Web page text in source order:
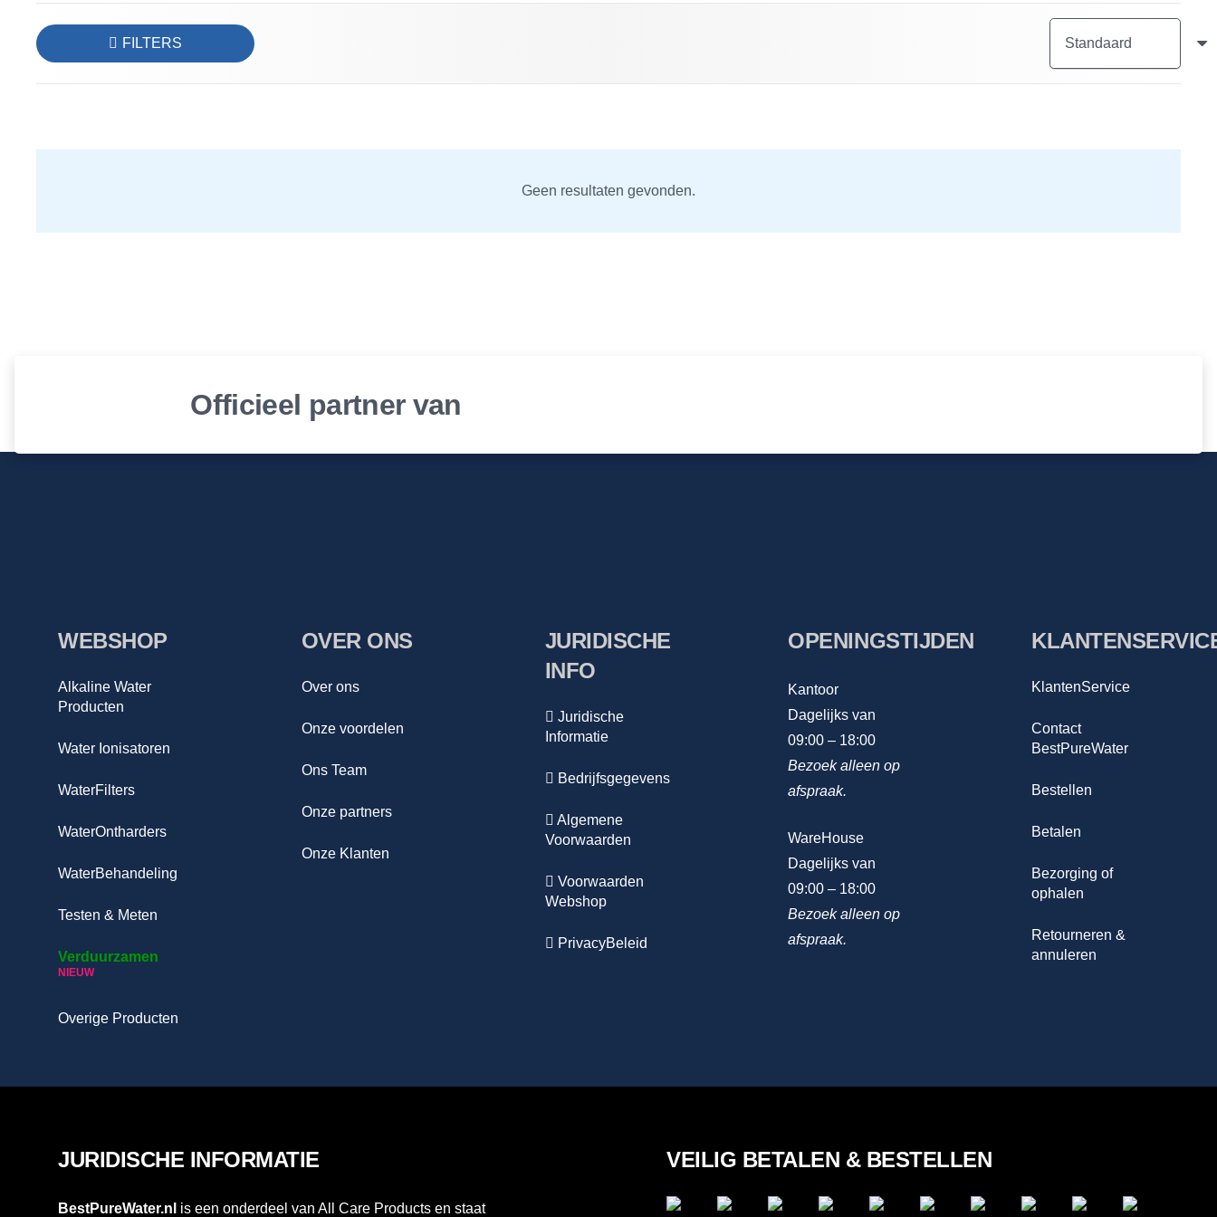
FILTERS
Geen resultaten gevonden.
Officieel partner van
WEBSHOP
Alkaline Water
Producten
Water Ionisatoren
WaterFilters
WaterOntharders
WaterBehandeling
Testen & Meten
Verduurzamen
NIEUW
Overige Producten
OVER ONS
Over ons
Onze voordelen
Ons Team
Onze partners
Onze Klanten
JURIDISCHE
INFO
Juridische
Informatie
Bedrijfsgegevens
Algemene
Voorwaarden
Voorwaarden
Webshop
PrivacyBeleid
OPENINGSTIJDEN
Kantoor
Dagelijks van
09:00 – 18:00
Bezoek alleen op
afspraak.
WareHouse
Dagelijks van
09:00 – 18:00
Bezoek alleen op
afspraak.
KlantenService
Contact
BestPureWater
Bestellen
Betalen
Bezorging of
ophalen
Retourneren &
annuleren
JURIDISCHE INFORMATIE
BestPureWater.nl is een onderdeel van All Care Products en staat
VEILIG BETALEN & BESTELLEN